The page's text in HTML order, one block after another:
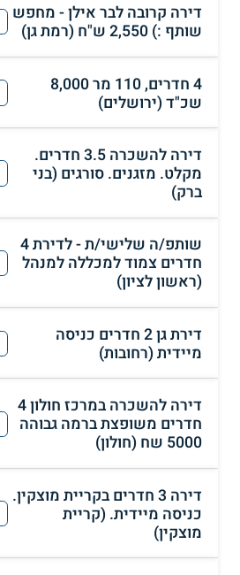
דירה קרובה לבר אילן - מחפש
שותף :) 2,550 ש"ח (רמת גן)
4 חדרים, 110 מר 8,000
שכ"ד (ירושלים)
דירה להשכרה 3.5 חדרים.
מקלט. מזגנים. סורגים (בני
ברק)
שותפ/ה שלישי/ת - לדירת 4
חדרים צמוד למכללה למנהל
(ראשון לציון)
דירת גן 2 חדרים כניסה
מיידית (רחובות)
דירה להשכרה במרכז חולון 4
חדרים משופצת ברמה גבוהה
5000 שח (חולון)
דירה 3 חדרים בקריית מוצקין.
כניסה מיידית. (קריית
מוצקין)